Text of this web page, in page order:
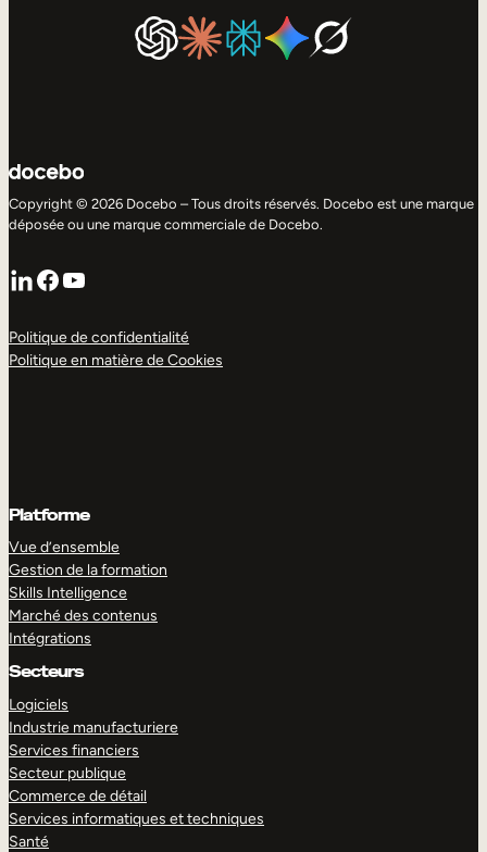
Copyright © 2026 Docebo – Tous droits réservés. Docebo est une marque
déposée ou une marque commerciale de Docebo.
LinkedIn
Facebook
YouTube
Politique de confidentialité
Politique en matière de Cookies
Platforme
Vue d’ensemble
Gestion de la formation
Skills Intelligence
Marché des contenus
Intégrations
Secteurs
Logiciels
Industrie manufacturiere
Services financiers
Secteur publique
Commerce de détail
Services informatiques et techniques
Santé